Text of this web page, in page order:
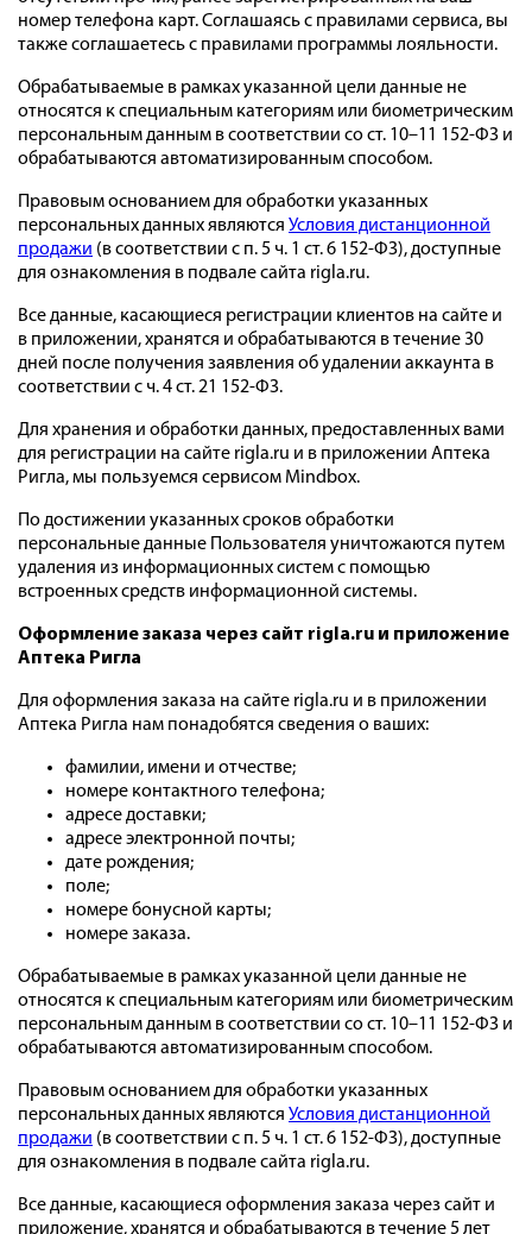
номер телефона карт. Соглашаясь с правилами сервиса, вы
также соглашаетесь с правилами программы лояльности.
Обрабатываемые в рамках указанной цели данные не
относятся к специальным категориям или биометрическим
персональным данным в соответствии со ст. 10–11 152-ФЗ и
обрабатываются автоматизированным способом.
Правовым основанием для обработки указанных
персональных данных являются Условия дистанционной
продажи (в соответствии с п. 5 ч. 1 ст. 6 152-ФЗ), доступные
для ознакомления в подвале сайта rigla.ru.
Все данные, касающиеся регистрации клиентов на сайте и
в приложении, хранятся и обрабатываются в течение 30
дней после получения заявления об удалении аккаунта в
соответствии с ч. 4 ст. 21 152-ФЗ.
Для хранения и обработки данных, предоставленных вами
для регистрации на сайте rigla.ru и в приложении Аптека
Ригла, мы пользуемся сервисом Mindbox.
По достижении указанных сроков обработки
персональные данные Пользователя уничтожаются путем
удаления из информационных систем с помощью
встроенных средств информационной системы.
Оформление заказа через сайт rigla.ru и приложение
Аптека Ригла
Для оформления заказа на сайте rigla.ru и в приложении
Аптека Ригла нам понадобятся сведения о ваших:
фамилии, имени и отчестве;
номере контактного телефона;
адресе доставки;
адресе электронной почты;
дате рождения;
поле;
номере бонусной карты;
номере заказа.
Обрабатываемые в рамках указанной цели данные не
относятся к специальным категориям или биометрическим
персональным данным в соответствии со ст. 10–11 152-ФЗ и
обрабатываются автоматизированным способом.
Правовым основанием для обработки указанных
персональных данных являются Условия дистанционной
продажи (в соответствии с п. 5 ч. 1 ст. 6 152-ФЗ), доступные
для ознакомления в подвале сайта rigla.ru.
Все данные, касающиеся оформления заказа через сайт и
приложение, хранятся и обрабатываются в течение 5 лет